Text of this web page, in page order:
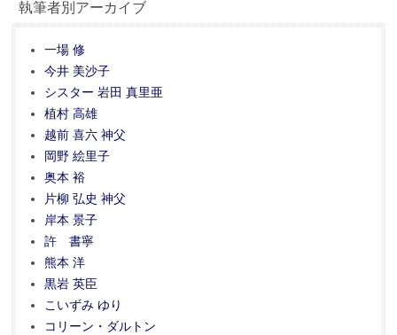
執筆者別アーカイブ
一場 修
今井 美沙子
シスター 岩田 真里亜
植村 高雄
越前 喜六 神父
岡野 絵里子
奥本 裕
片柳 弘史 神父
岸本 景子
許 書寧
熊本 洋
黒岩 英臣
こいずみ ゆり
コリーン・ダルトン